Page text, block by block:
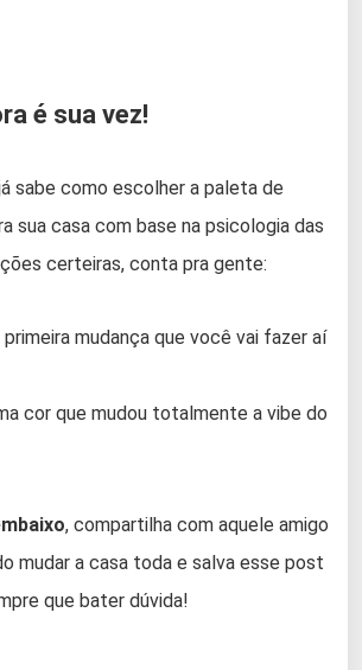
é sua vez!
sabe como escolher a paleta de
sua casa com base na psicologia das
certeiras, conta pra gente:
mudança que você vai fazer aí
cor que mudou totalmente a vibe do
, compartilha com aquele amigo
mudar a casa toda e salva esse post
que bater dúvida!